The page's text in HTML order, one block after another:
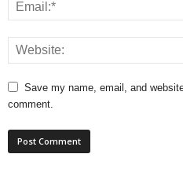
Save my name, email, and
comment.